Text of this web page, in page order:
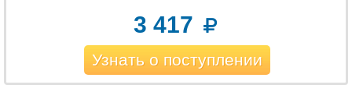
3 417
Узнать о поступлении